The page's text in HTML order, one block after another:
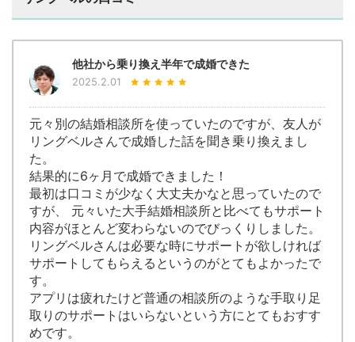
他社から乗り換え半年で成婚できた
2025.2.01
元々別の結婚相談所を使っていたのですが、友人が
リングベルさんで成婚した話を聞き乗り換えまし
た。
結果的に6ヶ月で成婚できました！
最初は口コミが少なく大丈夫かなと思っていたので
すが、 元々いた大手結婚相談所と比べてもサポート
内容がほとんど変わらないのでびっくりしました。
リングベルさんは必要な時にサポートが欲しければ
サポートしてもらえるというのがとてもよかったで
す。
アプリは疲れたけど普通の相談所のような手取り足
取りのサポートはいらないという方にとてもおすす
めです。